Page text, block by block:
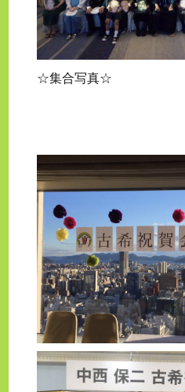
☆集合写真☆